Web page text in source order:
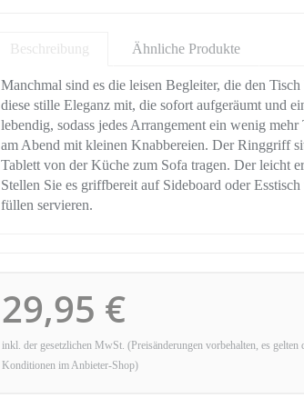
Beschreibung Ähnliche Produkte
Manchmal sind es die leisen Begleiter, die den
diese stille Eleganz mit, die sofort aufgeräumt und
lebendig, sodass jedes Arrangement ein wenig
am Abend mit kleinen Knabbereien. Der Ringgriff
Tablett von der Küche zum Sofa tragen. Der leicht
Stellen Sie es griffbereit auf Sideboard oder
füllen servieren.
29,95 €
inkl. der gesetzlichen MwSt. (Preisänderungen vorbehalten, es gelten
Konditionen im Anbieter-Shop)